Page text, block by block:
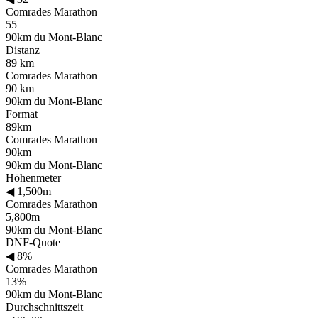
Comrades Marathon
55
90km du Mont-Blanc
Distanz
89 km
Comrades Marathon
90 km
90km du Mont-Blanc
Format
89km
Comrades Marathon
90km
90km du Mont-Blanc
Höhenmeter
◀1,500m
Comrades Marathon
5,800m
90km du Mont-Blanc
DNF-Quote
◀8%
Comrades Marathon
13%
90km du Mont-Blanc
Durchschnittszeit